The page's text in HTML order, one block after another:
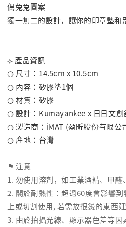
偶兔兔圖案
獨一無二的設計，讓你的印章墊和
⟣ 產品資訊
◍ 尺寸：14.5cm x 10.5cm
◍ 內容：矽膠墊1個
◍ 材質：矽膠
◍ 設計：Kumayankee x 日日文創
◍ 製造商：iMAT (盈昕股份有限公
◍ 產地：台灣
⚑ 注意
1. 勿使用溶劑，如工業酒精、甲醛
2. 關於耐熱性：超過60度會影響
上或切割使用, 若需放很燙的東西
3. 由於拍攝光線、顯示器色差等因